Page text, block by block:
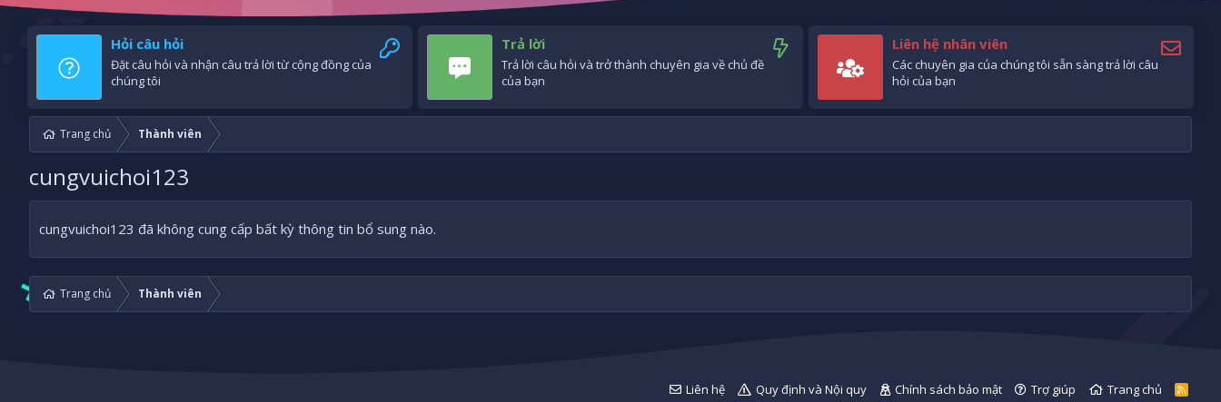
Hỏi câu hỏi
Đặt câu hỏi và nhận câu trả lời từ cộng đồng của
chúng tôi
Trả lời
Trả lời câu hỏi và trở thành chuyên gia về chủ đề
của bạn
Liên hệ nhân viên
Các chuyên gia của chúng tôi sẵn sàng trả lời câu
hỏi của bạn
Trang chủ Thành viên
cungvuichoi123
cungvuichoi123 đã không cung cấp bất kỳ thông tin bổ sung nào.
Trang chủ Thành viên
Liên hệ Quy định và Nội quy Chính sách bảo mật Trợ giúp Trang chủ
R